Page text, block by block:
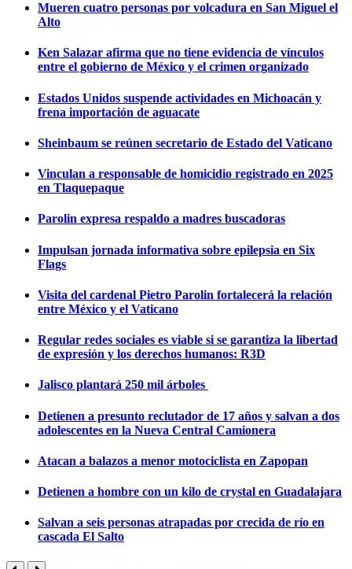
Mueren cuatro personas por volcadura en San Miguel el
Alto
Ken Salazar afirma que no tiene evidencia de vínculos
entre el gobierno de México y el crimen organizado
Estados Unidos suspende actividades en Michoacán y
frena importación de aguacate
Sheinbaum se reúnen secretario de Estado del Vaticano
Vinculan a responsable de homicidio registrado en 2025
en Tlaquepaque
Parolin expresa respaldo a madres buscadoras
Impulsan jornada informativa sobre epilepsia en Six
Flags
Visita del cardenal Pietro Parolin fortalecerá la relación
entre México y el Vaticano
Regular redes sociales es viable si se garantiza la libertad
de expresión y los derechos humanos: R3D
Jalisco plantará 250 mil árboles
Detienen a presunto reclutador de 17 años y salvan a dos
adolescentes en la Nueva Central Camionera
Atacan a balazos a menor motociclista en Zapopan
Detienen a hombre con un kilo de crystal en Guadalajara
Salvan a seis personas atrapadas por crecida de río en
cascada El Salto